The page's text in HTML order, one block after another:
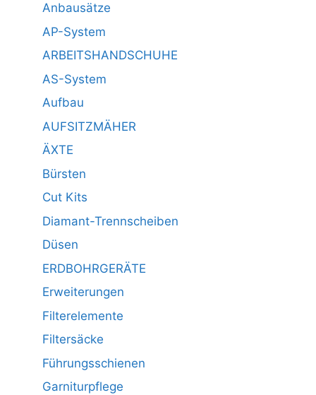
Anbausätze
AP-System
ARBEITSHANDSCHUHE
AS-System
Aufbau
AUFSITZMÄHER
ÄXTE
Bürsten
Cut Kits
Diamant-Trennscheiben
Düsen
ERDBOHRGERÄTE
Erweiterungen
Filterelemente
Filtersäcke
Führungsschienen
Garniturpflege